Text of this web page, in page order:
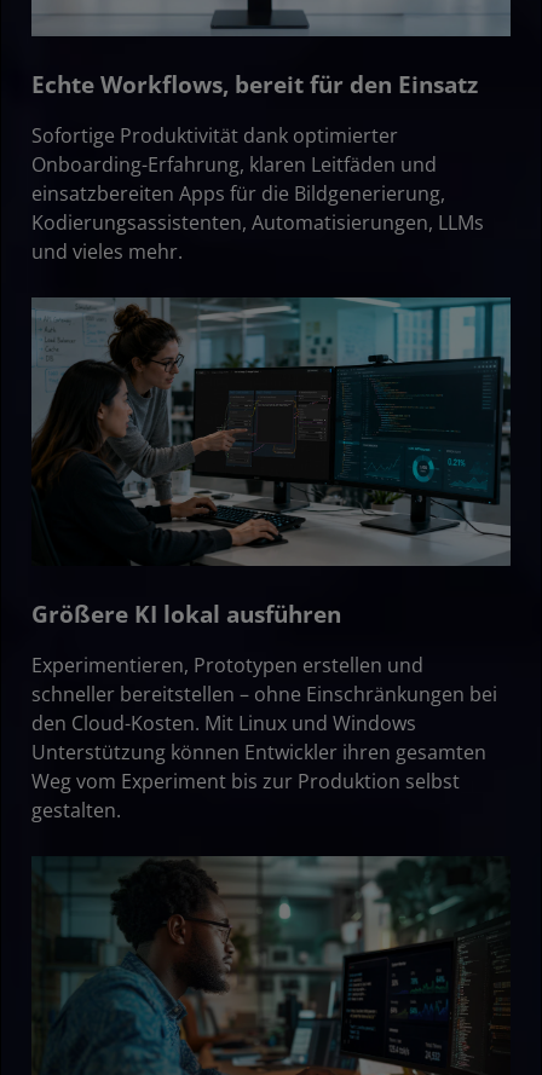
Echte Workflows, bereit für den Einsatz
Sofortige Produktivität dank optimierter
Onboarding-Erfahrung, klaren Leitfäden und
einsatzbereiten Apps für die Bildgenerierung,
Kodierungsassistenten, Automatisierungen, LLMs
und vieles mehr.
Größere KI lokal ausführen
Experimentieren, Prototypen erstellen und
schneller bereitstellen – ohne Einschränkungen bei
den Cloud-Kosten. Mit Linux und Windows
Unterstützung können Entwickler ihren gesamten
Weg vom Experiment bis zur Produktion selbst
gestalten.